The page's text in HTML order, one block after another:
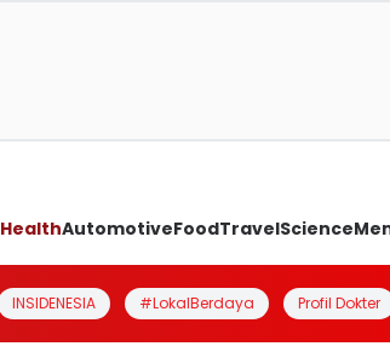
HealthAutomotiveFoodTravelScience
INSIDENESIA #LokalBerdaya Profil Dokter